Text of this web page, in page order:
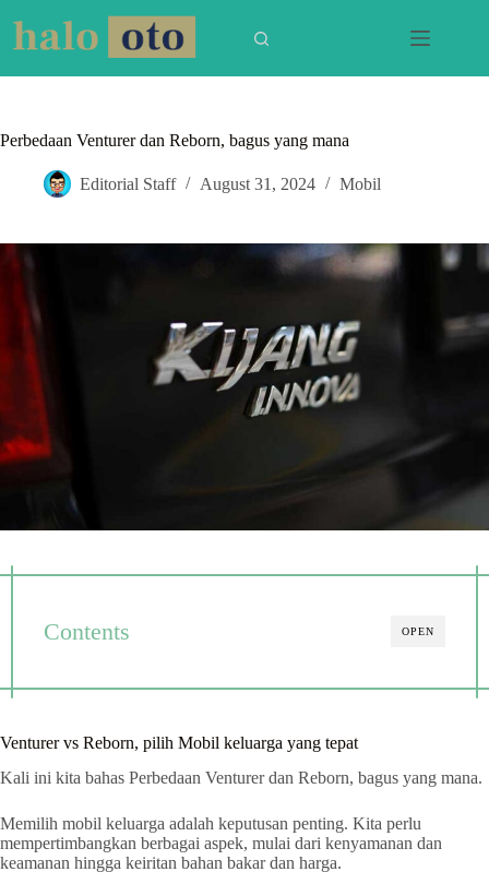
content
Perbedaan Venturer dan Reborn, bagus yang mana
Editorial Staff August 31, 2024 Mobil
OPEN
Contents
Venturer vs Reborn, pilih Mobil keluarga yang tepat
Kali ini kita bahas Perbedaan Venturer dan Reborn, bagus yang mana.
Memilih mobil keluarga adalah keputusan penting. Kita perlu
mempertimbangkan berbagai aspek, mulai dari kenyamanan dan
keamanan hingga keiritan bahan bakar dan harga.